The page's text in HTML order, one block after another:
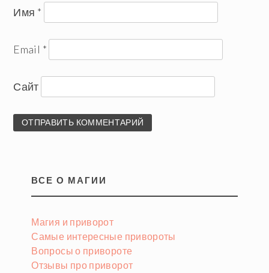
Имя *
Email *
Сайт
ВСЕ О МАГИИ
Магия и приворот
Самые интересные привороты
Вопросы о привороте
Отзывы про приворот